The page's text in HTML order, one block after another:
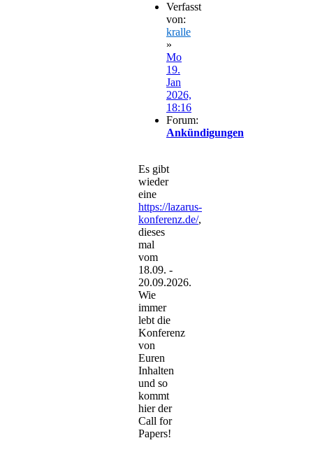
Verfasst
von:
kralle
»
Mo
19.
Jan
2026,
18:16
Forum:
Ankündigungen
Es gibt
wieder
eine
https://lazarus-
konferenz.de/,
dieses
mal
vom
18.09. -
20.09.2026.
Wie
immer
lebt die
Konferenz
von
Euren
Inhalten
und so
kommt
hier der
Call for
Papers!